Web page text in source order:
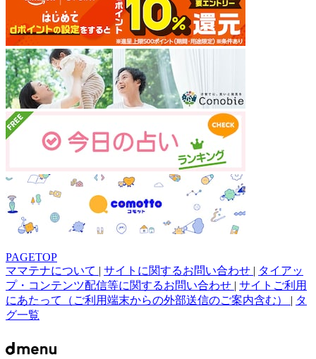
PAGETOP
ママテナについて | サイトに関するお問い合わせ | タイアッ
プ・コンテンツ配信等に関するお問い合わせ | サイトご利用
にあたって（ご利用端末からの外部送信のご案内含む） | タ
グ一覧